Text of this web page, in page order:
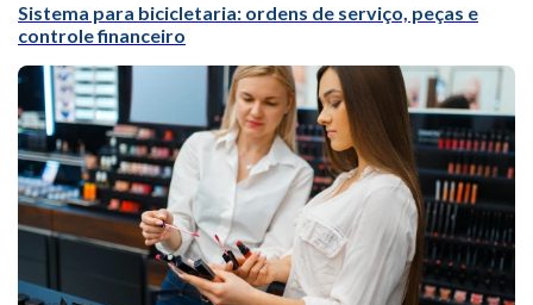
Sistema para bicicletaria: ordens de serviço, peças e
controle financeiro